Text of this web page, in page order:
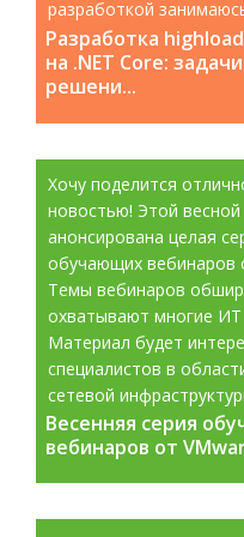
Разработка
на .NET Core:
решени...
разработкой
с 2008 года....
Весенняя серия
вебинаров от
Хочу поделится
новостью! Этой весной
анонсирована целая
обучающих вебинаров
Темы вебинаров
охватывают многие
Материал будет
специалистов в
сетевой
информационной...
Весенняя серия
вебинаров от